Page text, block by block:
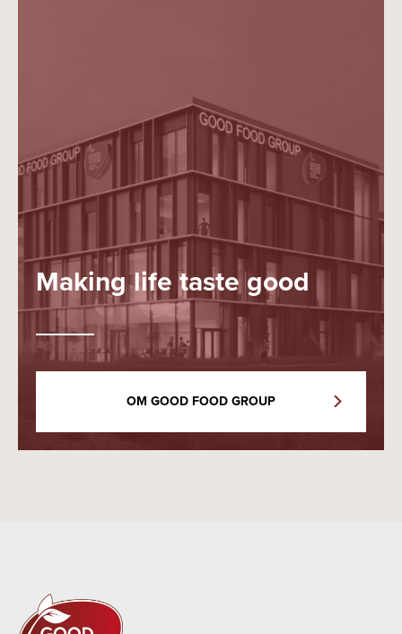
Making life taste good
OM GOOD FOOD GROUP